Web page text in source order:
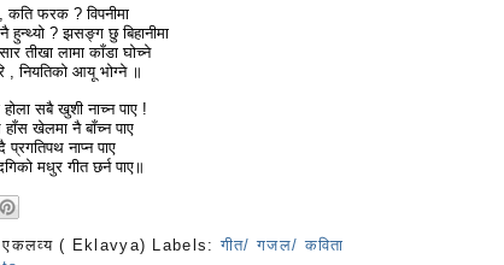
कति फरक ? विपनीमा
? झसङ्ग छु बिहानीमा
तीखा लामा काँडा घोच्ने
, नियतिको आयू भोग्ने ॥
होला सबै खुशी नाच्न पाए !
हाँस खेलमा नै बाँच्न पाए
प्रगतिपथ नाप्न पाए
मधुर गीत छर्न पाए॥
एकलव्य ( Eklavya) Labels:गीत/ गजल/ कविता